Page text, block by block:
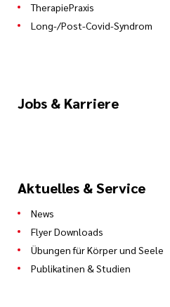
TherapiePraxis
Long-/Post-Covid-Syndrom
Jobs & Karriere
Aktuelles & Service
News
Flyer Downloads
Übungen für Körper und Seele
Publikatinen & Studien